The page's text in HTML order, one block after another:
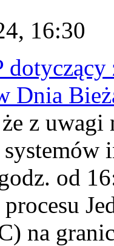
16:30
Dnia
z uwagi
od
na